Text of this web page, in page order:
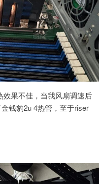
效果不佳，当我风扇调速后
钱豹2u 4热管，至于riser